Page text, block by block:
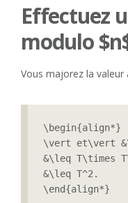
Effectuez
modulo
Vous majorez la
\begin{align*}
\vert et\vert
&\leq T\times
&\leq T^2.
\end{align*}